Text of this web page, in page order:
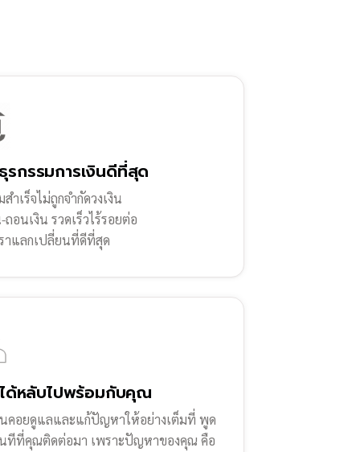
กรรมการเงินดีที่สุด
ำเร็จไม่ถูกจำกัดวงเงิน
ถอนเงิน รวดเร็วไร้รอยต่อ
าแลกเปลี่ยนที่ดีที่สุด
ได้หลับไปพร้อมกับคุณ
คอยดูแลและแก้ปัญหาให้อย่างเต็มที่ พูด
ทีที่คุณติดต่อมา เพราะปัญหาของคุณ คือ